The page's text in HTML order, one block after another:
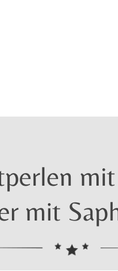
mit